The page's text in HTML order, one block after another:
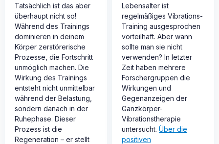
Tatsächlich ist das aber
überhaupt nicht so!
Während des Trainings
dominieren in deinem
Körper zerstörerische
Prozesse, die Fortschritt
unmöglich machen. Die
Wirkung des Trainings
entsteht nicht unmittelbar
während der Belastung,
sondern danach in der
Ruhephase. Dieser
Prozess ist die
Regeneration – er stellt
Lebensalter ist
regelmäßiges Vibrations-
Training ausgesprochen
vorteilhaft. Aber wann
sollte man sie nicht
verwenden? In letzter
Zeit haben mehrere
Forschergruppen die
Wirkungen und
Gegenanzeigen der
Ganzkörper-
Vibrationstherapie
untersucht. Über die
positiven